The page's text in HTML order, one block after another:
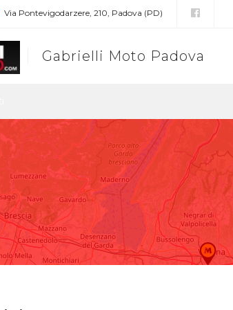
Via Pontevigodarzere, 210, Padova (PD)
Gabrielli Moto Padova